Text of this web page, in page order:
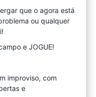
que o agora está
ou qualquer
e JOGUE!
improviso, com
e